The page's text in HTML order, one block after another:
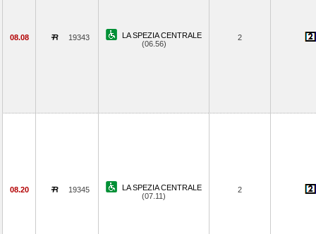
08.08 19343
LA SPEZIA CENTRALE
(06.56)
2
08.20 19345
LA SPEZIA CENTRALE
(07.11)
2